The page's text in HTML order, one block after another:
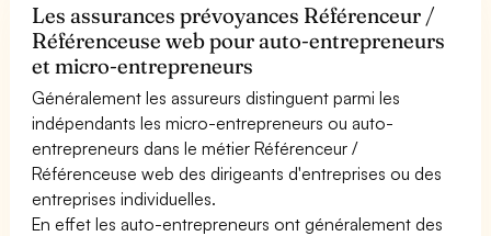
Les assurances prévoyances Référenceur /
Référenceuse web pour auto-entrepreneurs
et micro-entrepreneurs
Généralement les assureurs distinguent parmi les
indépendants les micro-entrepreneurs ou auto-
entrepreneurs dans le métier Référenceur /
Référenceuse web des dirigeants d'entreprises ou des
entreprises individuelles.
En effet les auto-entrepreneurs ont généralement des